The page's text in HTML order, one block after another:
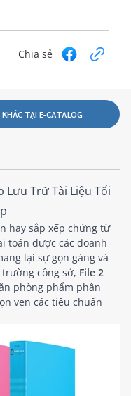
Chia sẻ
TẠI E-CATALOG
Lưu Trữ Tài Liệu Tối
hay sắp xếp chứng từ
toán được các doanh
lại sự gọn gàng và
công sở, File 2
phòng phẩm phân
vẹn các tiêu chuẩn